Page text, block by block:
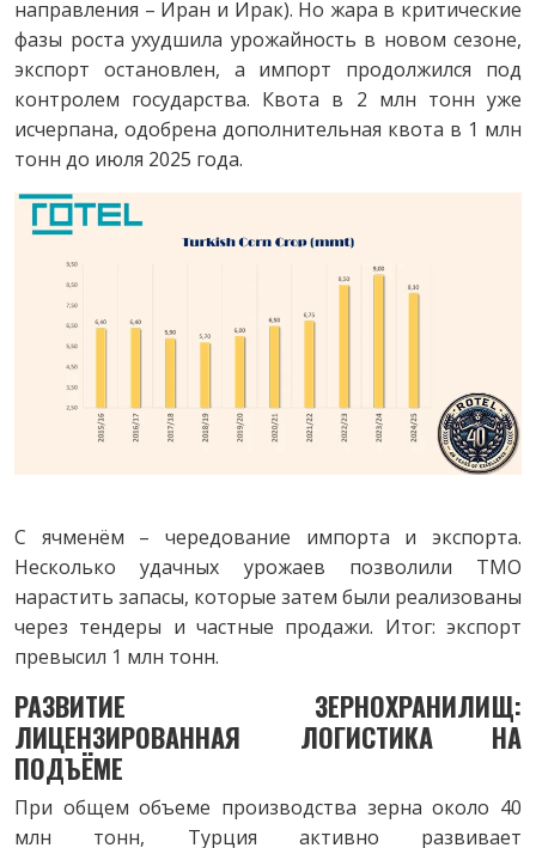
направления – Иран и Ирак). Но жара в критические
фазы роста ухудшила урожайность в новом сезоне,
экспорт остановлен, а импорт продолжился под
контролем государства. Квота в 2 млн тонн уже
исчерпана, одобрена дополнительная квота в 1 млн
тонн до июля 2025 года.
С ячменём – чередование импорта и экспорта.
Несколько удачных урожаев позволили TMO
нарастить запасы, которые затем были реализованы
через тендеры и частные продажи. Итог: экспорт
превысил 1 млн тонн.
РАЗВИТИЕ ЗЕРНОХРАНИЛИЩ:
ЛИЦЕНЗИРОВАННАЯ ЛОГИСТИКА НА
ПОДЪЁМЕ
При общем объеме производства зерна около 40
млн тонн, Турция активно развивает